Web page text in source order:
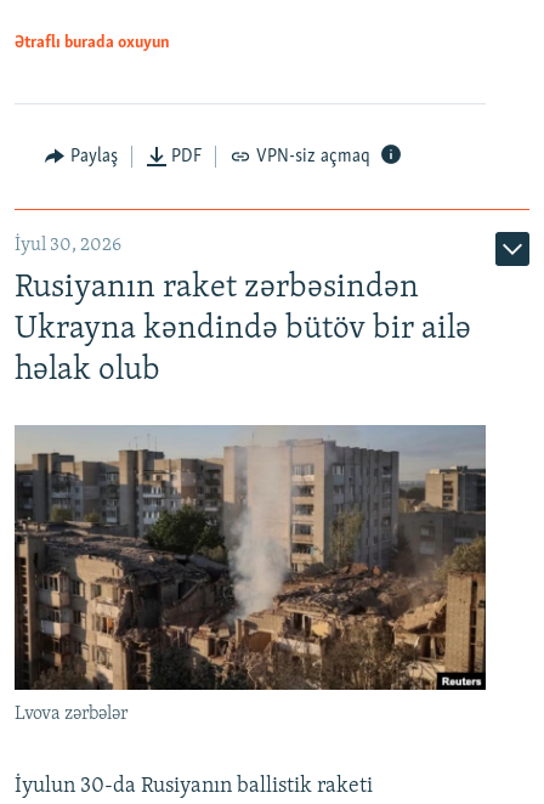
Ətraflı burada oxuyun
Paylaş PDF VPN-siz açmaq
İyul 30, 2026
Rusiyanın raket zərbəsindən
Ukrayna kəndində bütöv bir ailə
həlak olub
Lvova zərbələr
İyulun 30-da Rusiyanın ballistik raketi